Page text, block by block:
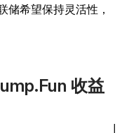
储希望保持灵活性，
收益